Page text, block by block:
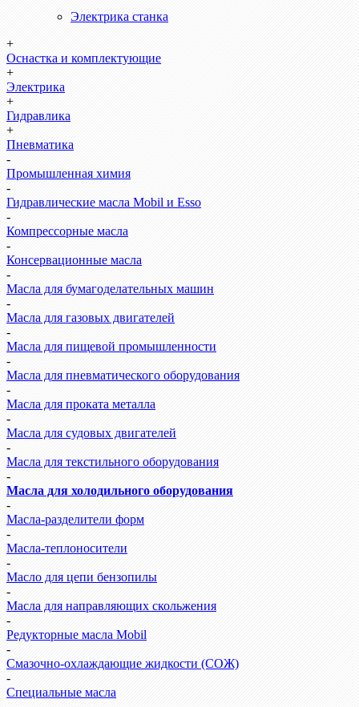
Электрика станка
+
Оснастка и комплектующие
+
Электрика
+
Гидравлика
+
Пневматика
-
Промышленная химия
-
Гидравлические масла Mobil и Esso
-
Компрессорные масла
-
Консервационные масла
-
Масла для бумагоделательных машин
-
Масла для газовых двигателей
-
Масла для пищевой промышленности
-
Масла для пневматического оборудования
-
Масла для проката металла
-
Масла для судовых двигателей
-
Масла для текстильного оборудования
-
Масла для холодильного оборудования
-
Масла-разделители форм
-
Масла-теплоносители
-
Масло для цепи бензопилы
-
Масла для направляющих скольжения
-
Редукторные масла Mobil
-
Смазочно-охлаждающие жидкости (СОЖ)
-
Специальные масла